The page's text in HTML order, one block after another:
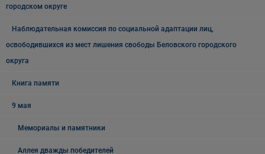
городском округе
Наблюдательная комиссия по социальной адаптации лиц,
освободившихся из мест лишения свободы Беловского городского
округа
Книга памяти
9 мая
Мемориалы и памятники
Аллея дважды победителей